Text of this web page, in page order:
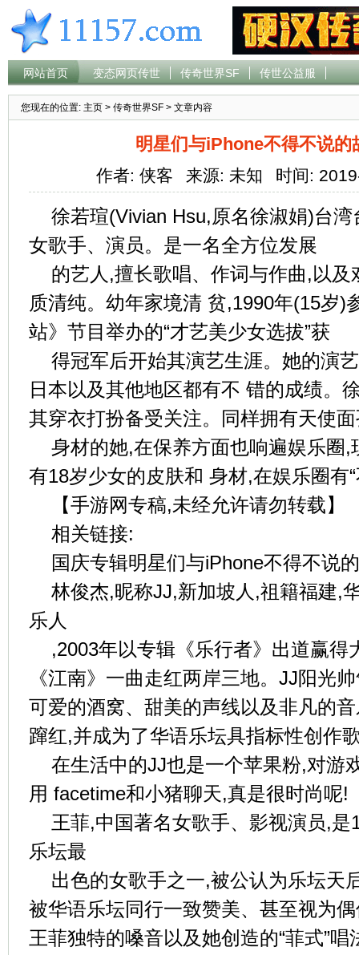
网站首页 变态网页传世 传奇世界SF 传世公益服
您现在的位置: 主页 > 传奇世界SF > 文章内容
明星们与iPhone不得不说的
作者: 侠客 来源: 未知 时间:
徐若瑄(Vivian Hsu,原名徐淑娟)台
女歌手、演员。是一名全方位发展
的艺人,擅长歌唱、作词与作曲,以
质清纯。幼年家境清 贫,1990年(15岁)
站》节目举办的“才艺美少女选拔”获
得冠军后开始其演艺生涯。她的演
日本以及其他地区都有不 错的成绩。
其穿衣打扮备受关注。同样拥有天使
身材的她,在保养方面也响遍娱乐圈,
有18岁少女的皮肤和 身材,在娱乐圈有
【手游网专稿,未经允许请勿转载】
相关链接:
国庆专辑明星们与iPhone不得不说
林俊杰,昵称JJ,新加坡人,祖籍福建,
乐人
,2003年以专辑《乐行者》出道赢得
《江南》一曲走红两岸三地。JJ阳光
可爱的酒窝、甜美的声线以及非凡的
蹿红,并成为了华语乐坛具指标性创作
在生活中的JJ也是一个苹果粉,对游
用 facetime和小猪聊天,真是很时尚呢!
王菲,中国著名女歌手、影视演员,是
乐坛最
出色的女歌手之一,被公认为乐坛天
被华语乐坛同行一致赞美、甚至视为
王菲独特的嗓音以及她创造的“菲式”唱